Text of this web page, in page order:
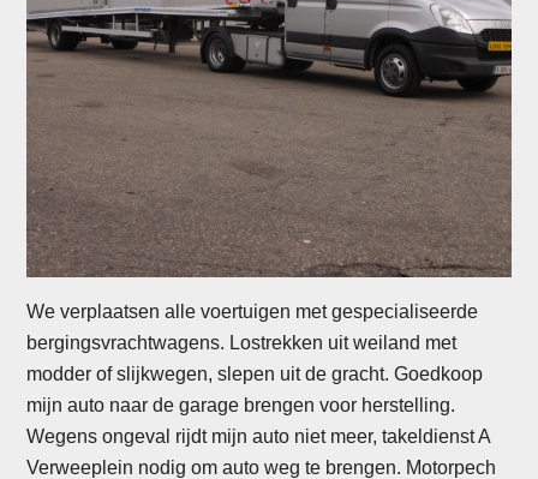
We verplaatsen alle voertuigen met gespecialiseerde
bergingsvrachtwagens. Lostrekken uit weiland met
modder of slijkwegen, slepen uit de gracht. Goedkoop
mijn auto naar de garage brengen voor herstelling.
Wegens ongeval rijdt mijn auto niet meer, takeldienst A
Verweeplein nodig om auto weg te brengen. Motorpech